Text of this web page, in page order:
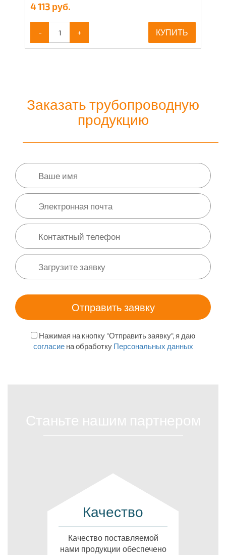
4 113 руб.
- + КУПИТЬ
Заказать трубопроводную
продукцию
Нажимая на кнопку "Отправить заявку", я даю
согласиена обработку Персональных данных
Качество
Качество поставляемой
нами продукции обеспечено